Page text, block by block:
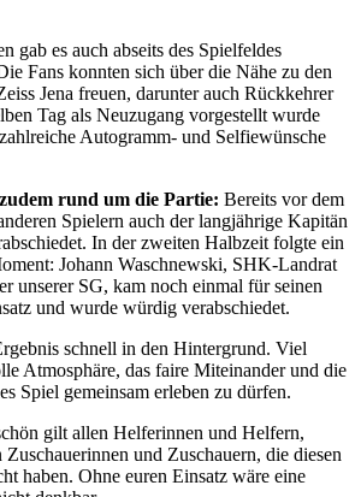
gab es auch abseits des Spielfeldes
Fans konnten sich über die Nähe zu den
Jena freuen, darunter auch Rückkehrer
Tag als Neuzugang vorgestellt wurde
Autogramm- und Selfiewünsche
rund um die Partie: Bereits vor dem
Spielern auch der langjährige Kapitän
In der zweiten Halbzeit folgte ein
Johann Waschnewski, SHK-Landrat
unserer SG, kam noch einmal für seinen
und wurde würdig verabschiedet.
schnell in den Hintergrund. Viel
Atmosphäre, das faire Miteinander und die
Spiel gemeinsam erleben zu dürfen.
gilt allen Helferinnen und Helfern,
Zuschauerinnen und Zuschauern, die diesen
haben. Ohne euren Einsatz wäre eine